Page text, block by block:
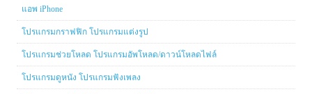
แอพ iPhone
โปรแกรมกราฟฟิก โปรแกรมแต่งรูป
โปรแกรมช่วยโหลด โปรแกรมอัพโหลด/ดาวน์โหลดไฟล์
โปรแกรมดูหนัง โปรแกรมฟังเพลง